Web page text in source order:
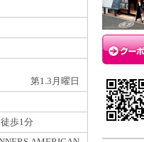
第1.3月曜日
歩1分